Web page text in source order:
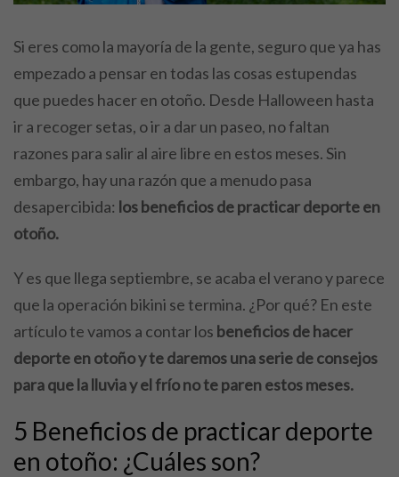
Si eres como la mayoría de la gente, seguro que ya has
empezado a pensar en todas las cosas estupendas
que puedes hacer en otoño. Desde Halloween hasta
ir a recoger setas, o ir a dar un paseo, no faltan
razones para salir al aire libre en estos meses. Sin
embargo, hay una razón que a menudo pasa
desapercibida: los beneficios de practicar deporte en
otoño.
Y es que llega septiembre, se acaba el verano y parece
que la operación bikini se termina. ¿Por qué? En este
artículo te vamos a contar los beneficios de hacer
deporte en otoño y te daremos una serie de consejos
para que la lluvia y el frío no te paren estos meses.
5 Beneficios de practicar deporte
en otoño: ¿Cuáles son?